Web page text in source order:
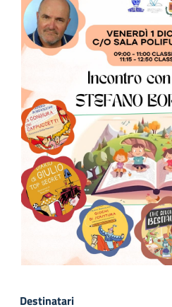
Destinatari